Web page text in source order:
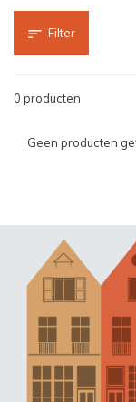
Filter
0 producten
Geen producten